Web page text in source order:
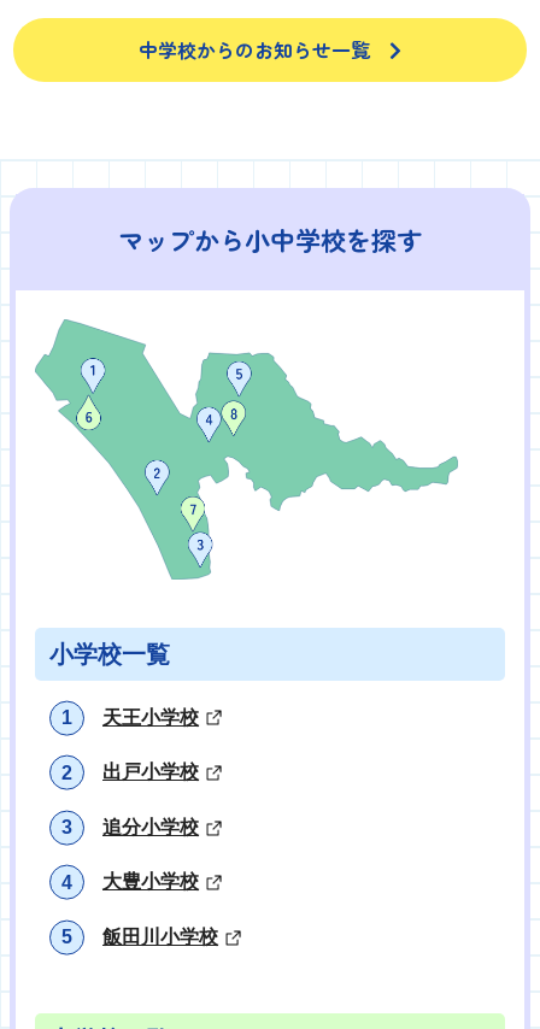
中学校からのお知らせ一覧
マップから小中学校を探す
小学校一覧
天王小学校
出戸小学校
追分小学校
大豊小学校
飯田川小学校